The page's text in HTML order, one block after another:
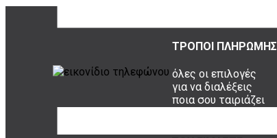
ΤΡΟΠΟΙ ΠΛΗΡΩΜΗΣ
όλες οι επιλογές
για να διαλέξεις
ποια σου ταιριάζει